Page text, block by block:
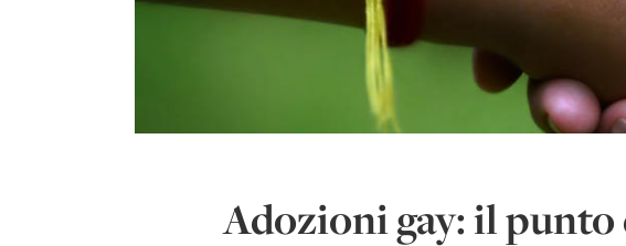
Adozioni gay: il